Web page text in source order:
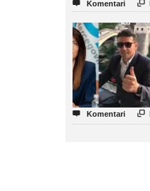
 Komentari 
 Komentari 